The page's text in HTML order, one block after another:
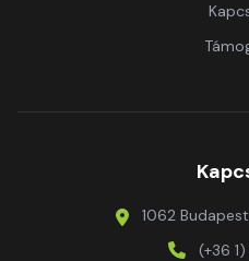
1062
(+36